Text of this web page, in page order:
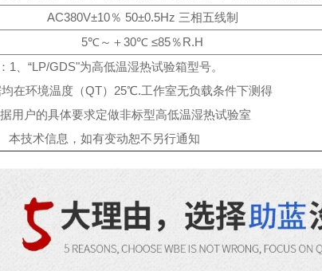
AC380V±10％ 50±0.5Hz 三相五线制
5℃～＋30℃ ≤85％R.H
1、“LP/GDS"为高低温湿热试验箱型号。
在环境温度（QT）25℃.工作室无负载条件下测得
用户的具体要求定做非标型高低温湿热试验室
本技术信息，如有变动恕不另行通知